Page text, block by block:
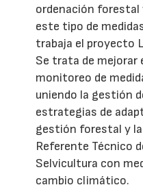
ordenación forestal
este tipo de
trabaja el proyecto
Se trata de
monitoreo de
uniendo la gestión
estrategias de
gestión forestal y
Referente Técnico
Selvicultura con
cambio climático.